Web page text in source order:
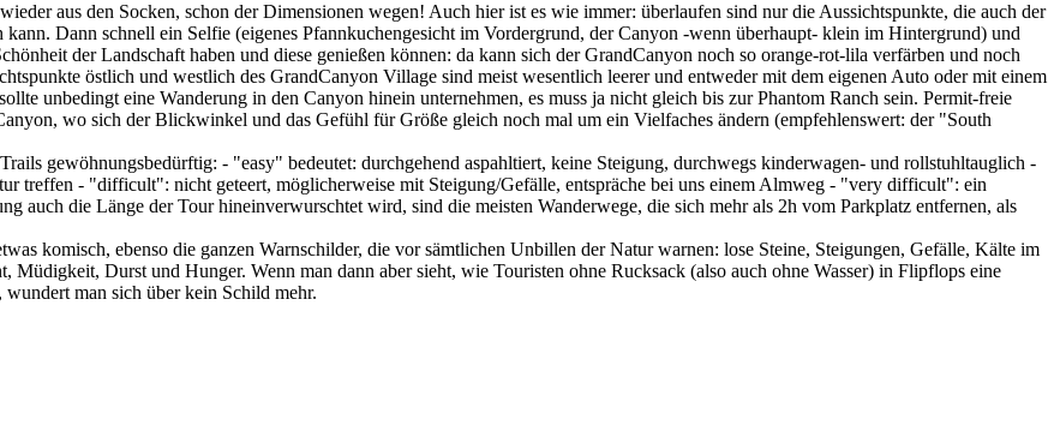
aus den Socken, schon der Dimensionen wegen! Auch hier ist es wie immer: überlaufen sind nur die Aussichtspunkte, die auch der
Dann schnell ein Selfie (eigenes Pfannkuchengesicht im Vordergrund, der Canyon -wenn überhaupt- klein im Hintergrund) und
der Landschaft haben und diese genießen können: da kann sich der GrandCanyon noch so orange-rot-lila verfärben und noch
östlich und westlich des GrandCanyon Village sind meist wesentlich leerer und entweder mit dem eigenen Auto oder mit einem
unbedingt eine Wanderung in den Canyon hinein unternehmen, es muss ja nicht gleich bis zur Phantom Ranch sein. Permit-freie
wo sich der Blickwinkel und das Gefühl für Größe gleich noch mal um ein Vielfaches ändern (empfehlenswert: der "South
gewöhnungsbedürftig: - "easy" bedeutet: durchgehend aspahltiert, keine Steigung, durchwegs kinderwagen- und rollstuhltauglich -
treffen - "difficult": nicht geteert, möglicherweise mit Steigung/Gefälle, entspräche bei uns einem Almweg - "very difficult": ein
auch die Länge der Tour hineinverwurschtet wird, sind die meisten Wanderwege, die sich mehr als 2h vom Parkplatz entfernen, als
komisch, ebenso die ganzen Warnschilder, die vor sämtlichen Unbillen der Natur warnen: lose Steine, Steigungen, Gefälle, Kälte im
Durst und Hunger. Wenn man dann aber sieht, wie Touristen ohne Rucksack (also auch ohne Wasser) in Flipflops eine
man sich über kein Schild mehr.